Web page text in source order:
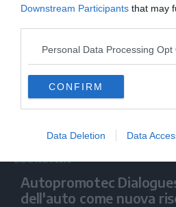
Downstream Participants that may
Personal Data Processing Opt
CONFIRM
Data Deletion Data
ECONOMIA
Autopromotec
dell'auto come nuova